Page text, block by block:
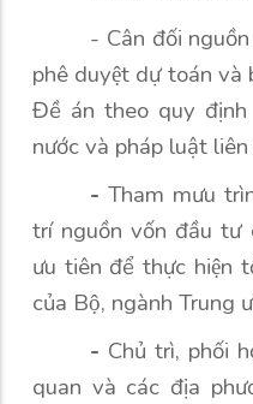
- Cân đối
phê duyệt dự toán và
Đề án theo quy
nước và pháp luật liên
- Tham mưu
trí nguồn vốn đầu tư
ưu tiên để thực hiện
của Bộ, ngành Trung
- Chủ trì, phối
quan và các địa